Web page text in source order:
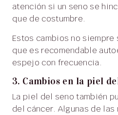
atención si un seno se
que de costumbre.
Estos cambios no siempre son visibles, por lo
que es recomendable
espejo con frecuencia.
3. Cambios en la piel
La piel del seno también puede mostrar señales
del cáncer. Algunas de las